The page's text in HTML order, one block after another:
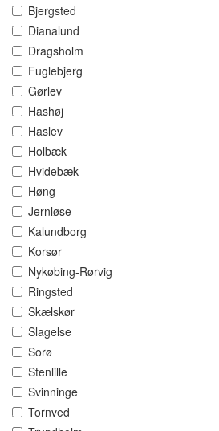
Bjergsted
Dianalund
Dragsholm
Fuglebjerg
Gørlev
Hashøj
Haslev
Holbæk
Hvidebæk
Høng
Jernløse
Kalundborg
Korsør
Nykøbing-Rørvig
Ringsted
Skælskør
Slagelse
Sorø
Stenlille
Svinninge
Tornved